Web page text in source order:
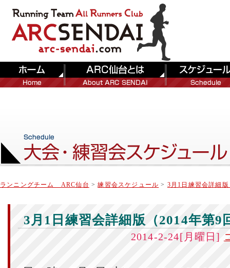
ランニングチーム ARC仙台 >練習会スケジュール > 3月1日練習会詳細
3月1日練習会詳細版（2014年第9
2014-2-24[月曜日]